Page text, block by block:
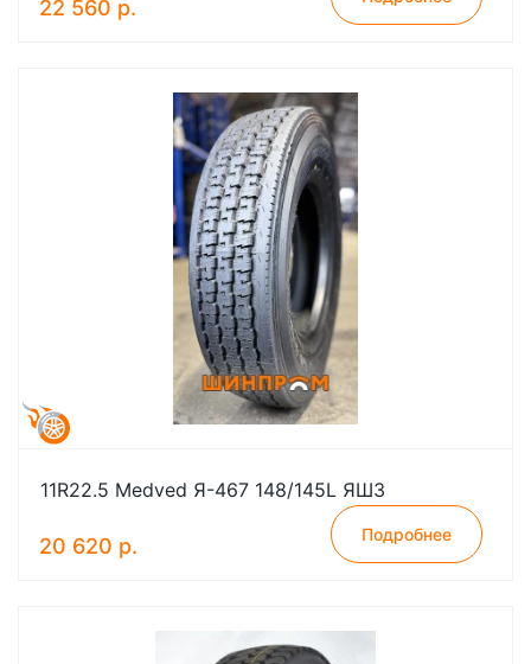
22 560 р.
11R22.5 Medved Я-467 148/145L ЯШЗ
20 620 р. Подробнее